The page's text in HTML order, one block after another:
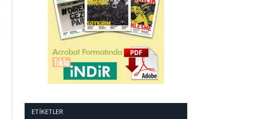
ETIKETLER